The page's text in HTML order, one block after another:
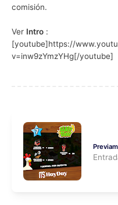
comisión.
Ver Intro :
[youtube]https://
v=inw9zYmzYHg[/youtube]